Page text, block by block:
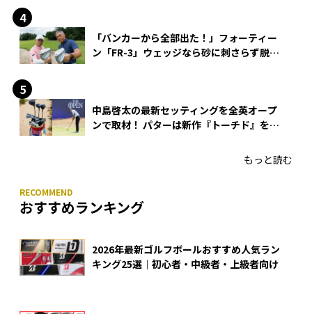
「バンカーから全部出た！」フォーティー
ン「FR-3」ウェッジなら砂に刺さらず脱出
中島啓太の最新セッティングを全英オープ
ンで取材！ パターは新作『トーチド』を投
もっと読む
おすすめランキング
2026年最新ゴルフボールおすすめ人気ラン
キング25選｜初心者・中級者・上級者向け